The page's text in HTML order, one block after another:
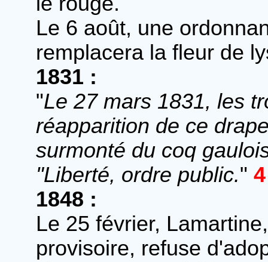
Le 6 août, une
remplacera la fleur de
1831 :
"Le 27 mars 1831, les
réapparition de ce
surmonté du coq
"Liberté, ordre public." 4
1848 :
Le 25 février,
provisoire, refuse